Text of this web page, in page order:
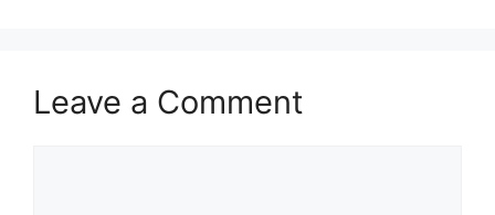
Leave a Comment